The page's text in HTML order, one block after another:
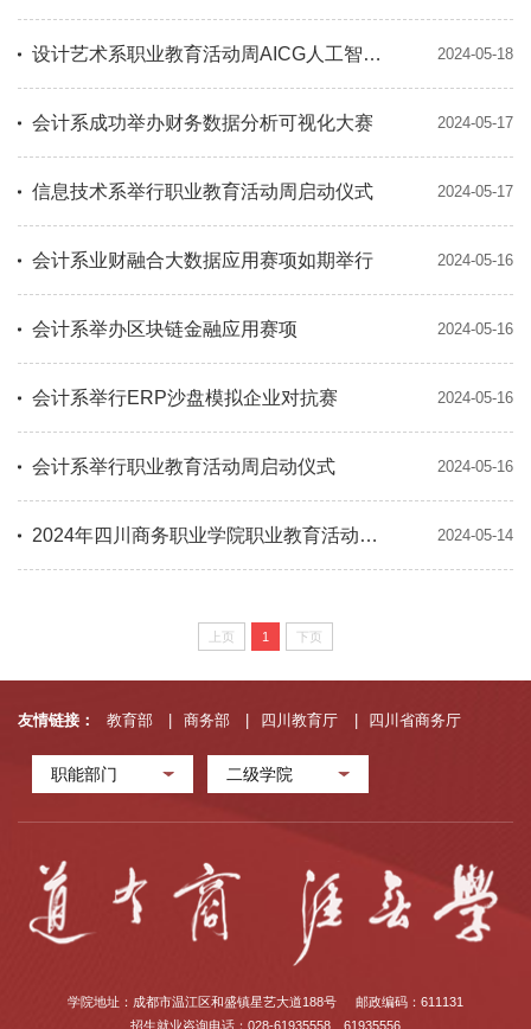
设计艺术系职业教育活动周AICG人工智能绘画大赛圆满落幕 2024-05-18
会计系成功举办财务数据分析可视化大赛 2024-05-17
信息技术系举行职业教育活动周启动仪式 2024-05-17
会计系业财融合大数据应用赛项如期举行 2024-05-16
会计系举办区块链金融应用赛项 2024-05-16
会计系举行ERP沙盘模拟企业对抗赛 2024-05-16
会计系举行职业教育活动周启动仪式 2024-05-16
2024年四川商务职业学院职业教育活动周活动方案 2024-05-14
上页 1 下页
友情链接： 教育部 商务部 四川教育厅 四川省商务厅
职能部门 二级学院
学院地址：成都市温江区和盛镇星艺大道188号
邮政编码：611131
招生就业咨询电话：028-61935558、61935556